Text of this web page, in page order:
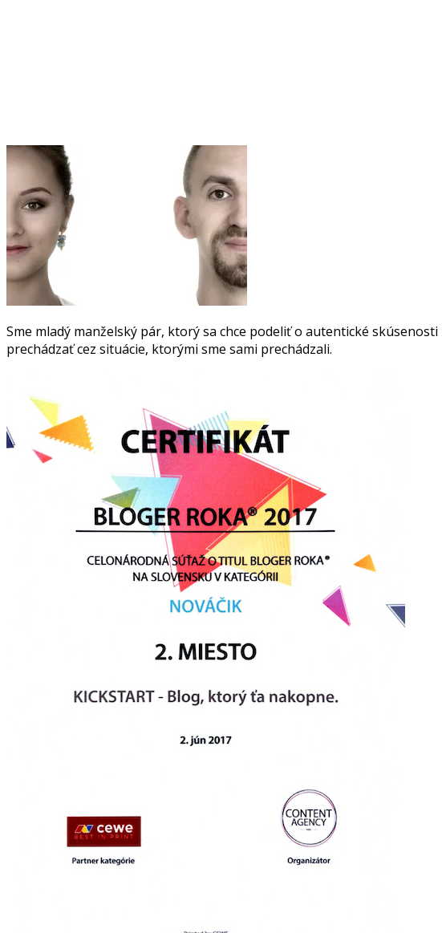
Sme mladý manželský pár, ktorý sa chce podeliť o autentické
prechádzať cez situácie, ktorými sme sami prechádzali.